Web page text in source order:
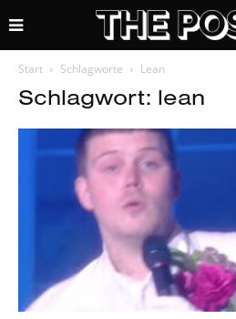
Start Schlagworte Lean
Schlagwort: lean